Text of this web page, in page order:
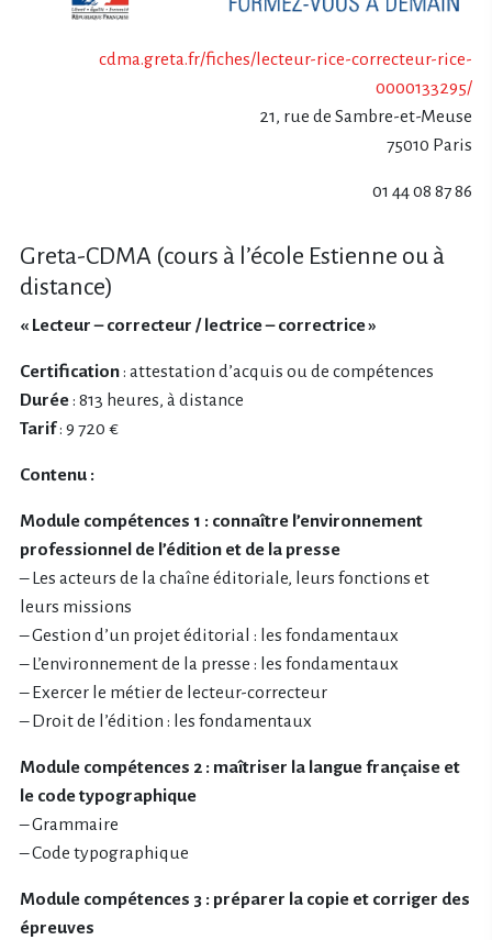
cdma.greta.fr/fiches/lecteur-rice-correcteur-rice-
0000133295/
21, rue de Sambre-et-Meuse
75010 Paris
01 44 08 87 86
Greta-CDMA (cours à l’école Estienne ou à
distance)
« Lecteur – correcteur / lectrice – correctrice »
Certification: attestation d’acquis ou de compétences
Durée: 813 heures, à distance
Tarif: 9 720 €
Contenu :
Module compétences 1 : connaître l’environnement
professionnel de l’édition et de la presse
– Les acteurs de la chaîne éditoriale, leurs fonctions et
leurs missions
– Gestion d’un projet éditorial : les fondamentaux
– L’environnement de la presse : les fondamentaux
– Exercer le métier de lecteur-correcteur
– Droit de l’édition : les fondamentaux
Module compétences 2 : maîtriser la langue française et
le code typographique
– Grammaire
– Code typographique
Module compétences 3 : préparer la copie et corriger des
épreuves